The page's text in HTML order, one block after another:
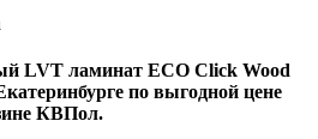
LVT ламинат ECO Click Wood
по выгодной цене
КВПол.